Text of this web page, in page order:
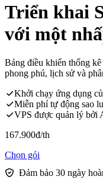
Triển khai
với một
Bảng điều khiển thống
phong phú, lịch sử và
Khởi chạy ứng dụng
Miễn phí tự động sao
VPS được quản lý bởi
167.900đ/th
Chọn gói
Đảm bảo 30 ngày